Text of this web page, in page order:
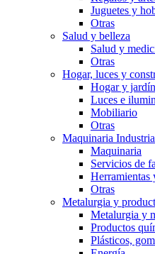
Juguetes y
Otras
Salud y belleza
Salud y
Otras
Hogar, luces y
Hogar y jardín
Luces e
Mobiliario
Otras
Maquinaria
Maquinaria
Servicios de
Herramientas
Otras
Metalurgia y
Metalurgia y
Productos
Plásticos,